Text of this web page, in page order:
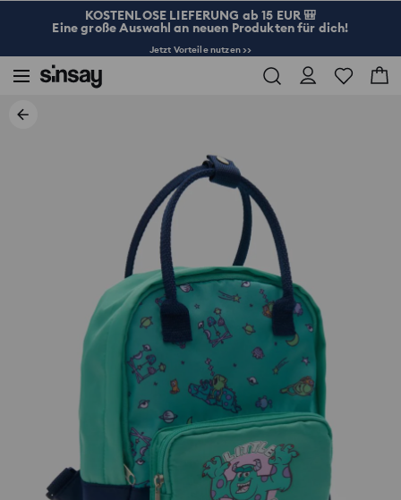
KOSTENLOSE LIEFERUNG ab 15 EUR 🎒
Eine große Auswahl an neuen Produkten für dich!
Jetzt Vorteile nutzen >>